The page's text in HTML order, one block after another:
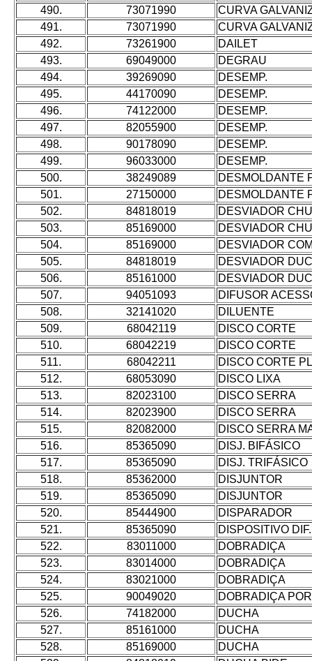
490.
73071990
CURVA
491.
73071990
CURVA
492.
73261900
DAILET
493.
69049000
DEGRAU
494.
39269090
DESEMP.
495.
44170090
DESEMP.
496.
74122000
DESEMP.
497.
82055900
DESEMP.
498.
90178090
DESEMP.
499.
96033000
DESEMP.
500.
38249089
DESMOLDANTE
501.
27150000
DESMOLDANTE
502.
84818019
DESVIADOR
503.
85169000
DESVIADOR
504.
85169000
DESVIADOR
505.
84818019
DESVIADOR
506.
85161000
DESVIADOR
507.
94051093
DIFUSOR
508.
32141020
DILUENTE
509.
68042119
DISCO CORTE
510.
68042219
DISCO CORTE
511.
68042211
DISCO CORTE
512.
68053090
DISCO LIXA
513.
82023100
DISCO SERRA
514.
82023900
DISCO SERRA
515.
82082000
DISCO SERRA
516.
85365090
DISJ. BIFÁSICO
517.
85365090
DISJ. TRIFÁSICO
518.
85362000
DISJUNTOR
519.
85365090
DISJUNTOR
520.
85444900
DISPARADOR
521.
85365090
DISPOSITIVO
522.
83011000
DOBRADIÇA
523.
83014000
DOBRADIÇA
524.
83021000
DOBRADIÇA
525.
90049020
DOBRADIÇA
526.
74182000
DUCHA
527.
85161000
DUCHA
528.
85169000
DUCHA